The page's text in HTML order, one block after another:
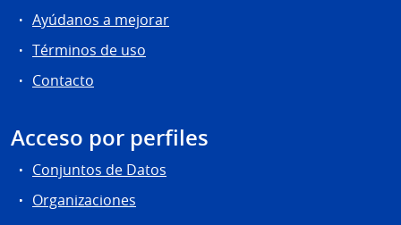
Ayúdanos a mejorar
Términos de uso
Contacto
Acceso por perfiles
Conjuntos de Datos
Organizaciones